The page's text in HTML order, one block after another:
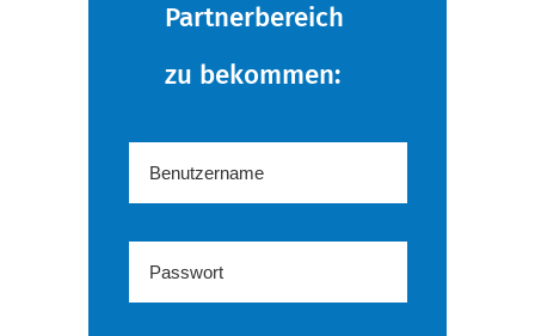
Partnerbereich
zu bekommen: